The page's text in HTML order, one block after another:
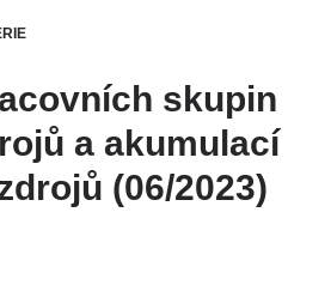
skupin
a akumulací
(06/2023)